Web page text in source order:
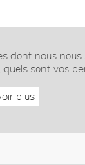
dont nous
sont vos
plus